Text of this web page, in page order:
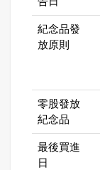
紀念品發
放原則
零股發放
紀念品
最後買進
日